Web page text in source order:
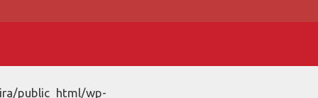
public_html/wp-